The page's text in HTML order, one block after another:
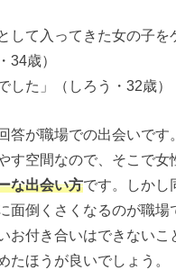
して入ってきた女の子を
34歳）
した」（しろう・32歳）
答が職場での出会いです
す空間なので、そこで女
な出会い方です。しかし
面倒くさくなるのが職場
お付き合いはできないこ
たほうが良いでしょう。